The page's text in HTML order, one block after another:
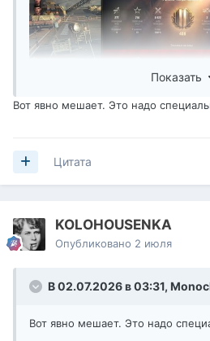
Показать
Вот явно мешает. Это надо
Цитата
KOLOHOUSENKA
Опубликовано 2 июля
В 02.07.2026 в 03:31,
Вот явно мешает. Это надо